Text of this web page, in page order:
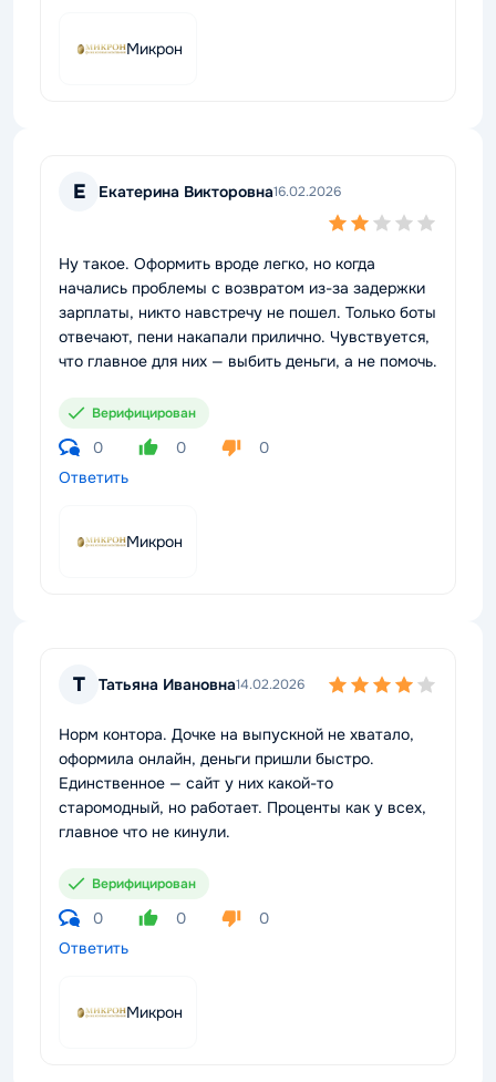
Микрон
Е Екатерина Викторовна16.02.2026
Ну такое. Оформить вроде легко, но когда
начались проблемы с возвратом из-за задержки
зарплаты, никто навстречу не пошел. Только боты
отвечают, пени накапали прилично. Чувствуется,
что главное для них — выбить деньги, а не помочь.
Верифицирован
0 0
0
Ответить
Микрон
Т Татьяна Ивановна14.02.2026
Норм контора. Дочке на выпускной не хватало,
оформила онлайн, деньги пришли быстро.
Единственное — сайт у них какой-то
старомодный, но работает. Проценты как у всех,
главное что не кинули.
Верифицирован
0 0
0
Ответить
Микрон